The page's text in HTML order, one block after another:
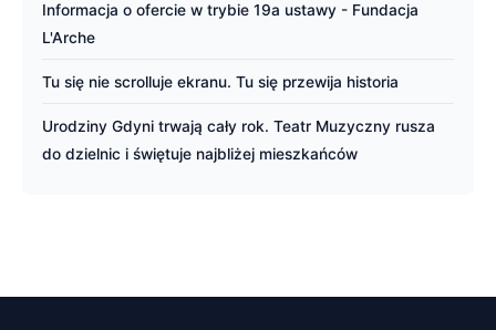
Informacja o ofercie w trybie 19a ustawy - Fundacja
L'Arche
Tu się nie scrolluje ekranu. Tu się przewija historia
Urodziny Gdyni trwają cały rok. Teatr Muzyczny rusza
do dzielnic i świętuje najbliżej mieszkańców